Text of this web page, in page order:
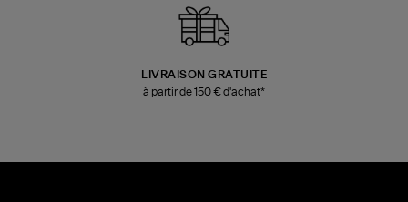
LIVRAISON GRATUITE
à partir de 150 € d'achat*